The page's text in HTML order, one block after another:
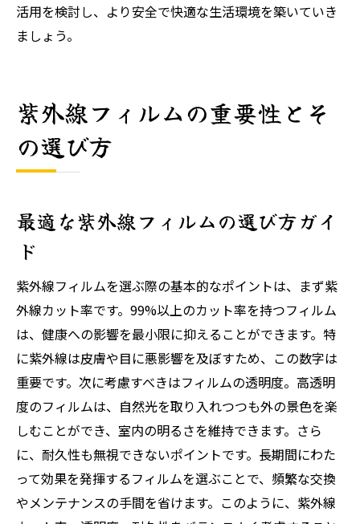
活用を検討し、より安全で快適な生活環境を築いていき
ましょう。
紫外線フィルムの重要性とそ
の選び方
最適な紫外線フィルムの選び方ガイ
ド
紫外線フィルムを選ぶ際の基本的なポイントは、まず紫
外線カット率です。99%以上のカット率を持つフィルム
は、健康への影響を最小限に抑えることができます。特
に紫外線は皮膚や目に悪影響を及ぼすため、この数字は
重要です。次に考慮すべきはフィルムの透明度。高透明
度のフィルムは、自然光を取り入れつつも外の景色を楽
しむことができ、室内の明るさを維持できます。さら
に、耐久性も無視できないポイントです。長期間にわた
って効果を発揮するフィルムを選ぶことで、頻繁な交換
やメンテナンスの手間を省けます。このように、紫外線